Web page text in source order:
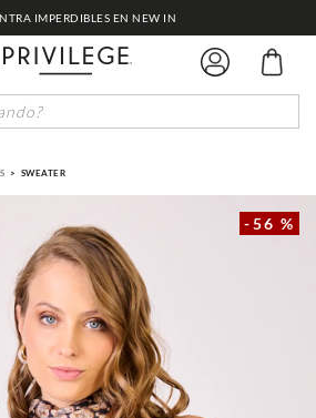
IMPERDIBLES EN NEW IN
SWEATER
-56 %